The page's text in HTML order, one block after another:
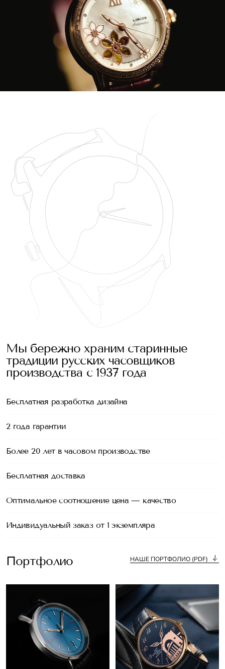
Мы бережно храним старинные
традиции русских часовщиков
производства с 1937 года
Бесплатная разработка дизайна
2 года гарантии
Более 20 лет в часовом производстве
Бесплатная доставка
Оптимальное соотношение цена — качество
Индивидуальный заказ от 1 экземпляра
Портфолио НАШЕ ПОРТФОЛИО (PDF)